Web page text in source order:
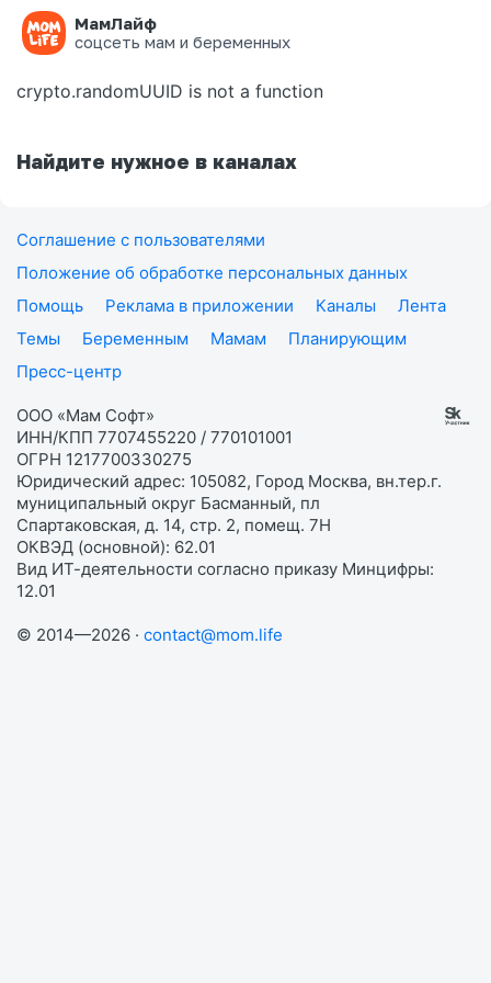
МамЛайф
соцсеть мам и беременных
Ошибка на странице
crypto.randomUUID is not a function
Найдите нужное в каналах
Соглашение с пользователями
Положение об обработке персональных данных
Помощь
Реклама в приложении Каналы
Лента
Темы
Беременным Мамам
Планирующим
Пресс-центр
ООО «Мам Софт»
ИНН/КПП 7707455220 / 770101001
ОГРН 1217700330275
Юридический адрес: 105082, Город Москва, вн.тер.г.
муниципальный округ Басманный, пл
Спартаковская, д. 14, стр. 2, помещ. 7Н
ОКВЭД (основной): 62.01
Вид ИТ-деятельности согласно приказу Минцифры:
12.01
© 2014—2026 · contact@mom.life